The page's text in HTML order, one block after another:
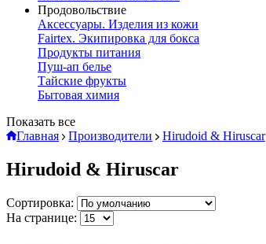
Продовольствие
Аксессуары. Изделия из кожи
Fairtex. Экипировка для бокса
Продукты питания
Пуш-ап белье
Тайские фрукты
Бытовая химия
Показать все
Главная
Производители Hirudoid & Hiruscar
Hirudoid & Hiruscar
Сортировка:
На странице: